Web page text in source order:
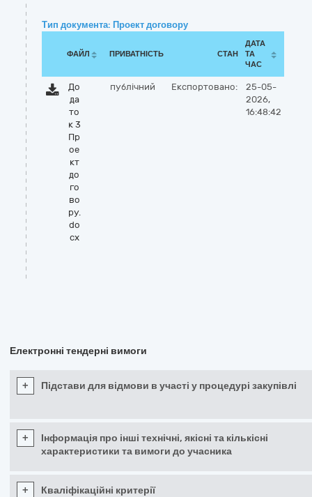
Тип документа: Проект договору
ФАЙЛ ПРИВАТНІСТЬ СТАН
ДАТА
ТА
ЧАС
До
да
то
к 3
Пр
ое
кт
до
го
во
ру.
do
cx
публічний Експортовано:
25-05-
2026,
16:48:42
Електронні тендерні вимоги
+ Підстави для відмови в участі у процедурі закупівлі
+
Інформація про інші технічні, якісні та кількісні
характеристики та вимоги до учасника
+ Кваліфікаційні критерії